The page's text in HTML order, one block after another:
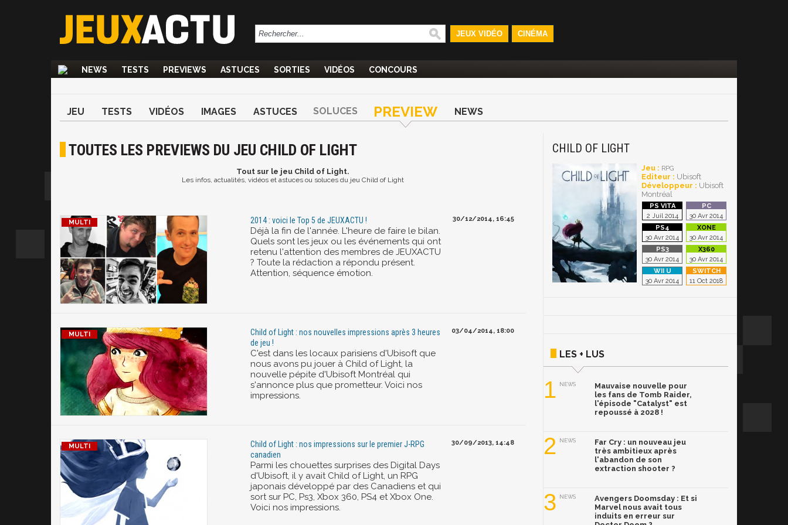
JEUX VIDÉO CINÉMA
NEWS TESTS PREVIEWS ASTUCES SORTIES VIDÉOS CONCOURS
JEU TESTS VIDÉOS IMAGES ASTUCES SOLUCES PREVIEW NEWS
TOUTES LES PREVIEWS DU JEU CHILD OF LIGHT
Tout sur le jeu Child of Light.
Les infos, actualités, vidéos et astuces ou soluces du jeu Child of Light
2014 : voici le Top 5 de JEUXACTU !
Déjà la fin de l'année. L'heure de faire le bilan.
Quels sont les jeux ou les événements qui ont
retenu l'attention des membres de JEUXACTU
? Toute la rédaction a répondu présent.
Attention, séquence émotion.
30/12/2014, 16:45
Child of Light : nos nouvelles impressions après 3 heures
de jeu !
C'est dans les locaux parisiens d'Ubisoft que
nous avons pu jouer à Child of Light, la
nouvelle pépite d'Ubisoft Montréal qui
s'annonce plus que prometteur. Voici nos
impressions.
03/04/2014, 18:00
Child of Light : nos impressions sur le premier J-RPG
canadien
Parmi les chouettes surprises des Digital Days
d'Ubisoft, il y avait Child of Light, un RPG
japonais développé par des Canadiens et qui
sort sur PC, Ps3, Xbox 360, PS4 et Xbox One.
Voici nos impressions.
30/09/2013, 14:48
CHILD OF LIGHT
Jeu : RPG
Editeur : Ubisoft
Développeur : Ubisoft
Montréal
2 Juil 2014 30 Avr 2014
30 Avr 2014 30 Avr 2014
30 Avr 2014 30 Avr 2014
30 Avr 2014 11 Oct 2018
LES + LUS
1 NEWS
Mauvaise nouvelle pour
les fans de Tomb Raider,
l'épisode "Catalyst" est
repoussé à 2028 !
2 NEWS
Far Cry : un nouveau jeu
très ambitieux après
l'abandon de son
extraction shooter ?
3 NEWS
Avengers Doomsday : Et si
Marvel nous avait tous
induits en erreur sur